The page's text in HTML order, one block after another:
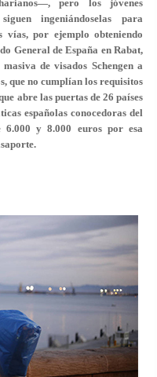
pero los jóvenes
ingeniándoselas para
por ejemplo obteniendo
General de España en Rabat,
masivade visados Schengen a
que no cumplían los requisitos
abre las puertas de 26 países
españolas conocedoras del
y 8.000 eurospor esa